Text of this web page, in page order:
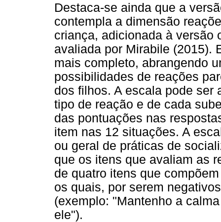
Destaca-se ainda que a
contempla a dimensão
criança, adicionada à versão
avaliada por Mirabile (2015).
mais completo, abrangendo
possibilidades de reações
dos filhos. A escala pode ser
tipo de reação e de cada
das pontuações nas
item nas 12 situações. A
ou geral de práticas de
que os itens que avaliam as
de quatro itens que
os quais, por serem
(exemplo: "Mantenho a
ele").